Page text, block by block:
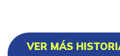
VER MÁS